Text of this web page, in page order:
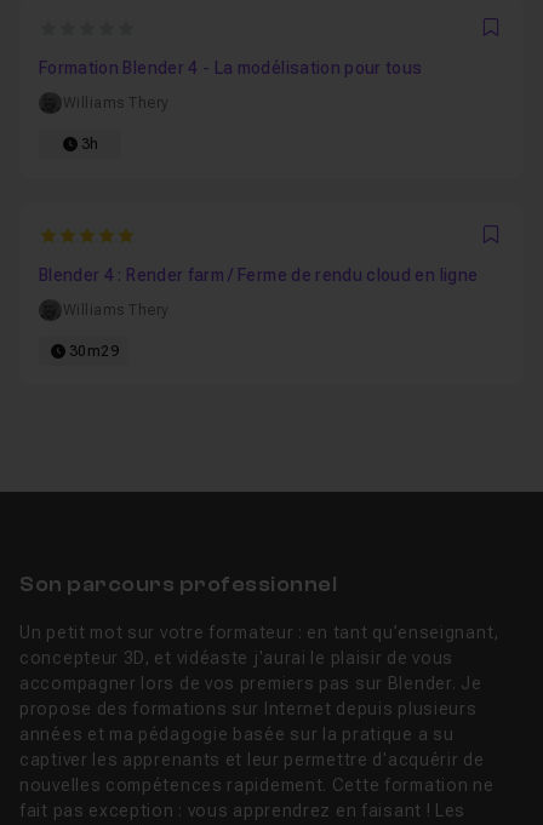
Formation Blender 4 - La modélisation pour tous
Williams Thery
3h
5
Blender 4 : Render farm / Ferme de rendu cloud en ligne
Williams Thery
30m29
Son parcours professionnel
Un petit mot sur votre formateur : en tant qu’enseignant,
concepteur 3D, et vidéaste j'aurai le plaisir de vous
accompagner lors de vos premiers pas sur Blender. Je
propose des formations sur Internet depuis plusieurs
années et ma pédagogie basée sur la pratique a su
captiver les apprenants et leur permettre d'acquérir de
nouvelles compétences rapidement. Cette formation ne
fait pas exception : vous apprendrez en faisant ! Les